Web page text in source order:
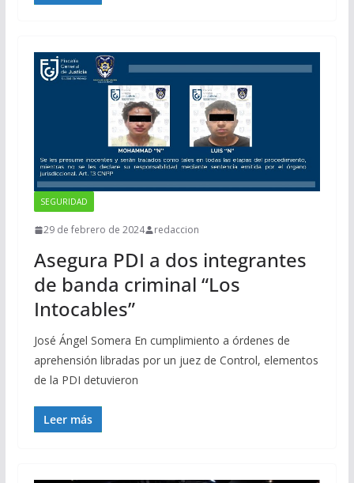
SEGURIDAD
29 de febrero de 2024 redaccion
Asegura PDI a dos integrantes
de banda criminal “Los
Intocables”
José Ángel Somera En cumplimiento a órdenes de
aprehensión libradas por un juez de Control, elementos
de la PDI detuvieron
Leer más